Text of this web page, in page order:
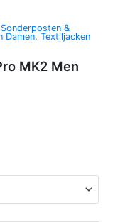
Sonderposten &
Damen, Textiljacken
MK2 Men